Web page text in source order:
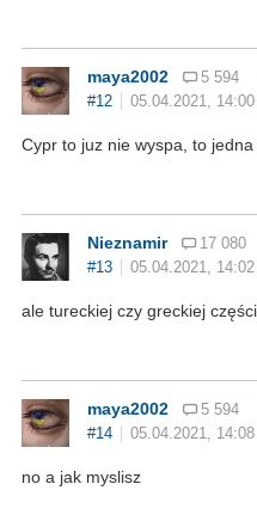
maya2002
5 594
#12
05.04.2021, 14:00
Cypr to juz nie wyspa, to
Nieznamir
17 080
#13
05.04.2021, 14:02
ale tureckiej czy greckiej
maya2002
5 594
#14
05.04.2021, 14:08
no a jak myslisz